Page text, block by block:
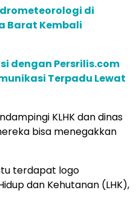
di
Barat Kembali
dengan Persrilis.com
Terpadu Lewat
KLHK dan dinas
bisa menegakkan
terdapat logo
dan Kehutanan (LHK),